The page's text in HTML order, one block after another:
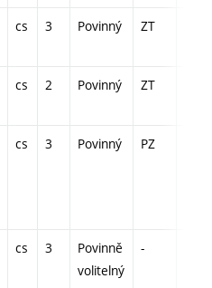
cs 3 Povinný ZT
cs 2 Povinný ZT
cs 3 Povinný PZ
cs 3
Povinně
volitelný
-